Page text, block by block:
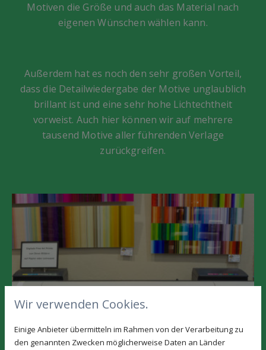
Motiven die Größe und auch das Material nach
eigenen Wünschen wählen kann.
Außerdem hat es noch den sehr großen Vorteil,
dass die Detailwiedergabe der Motive unglaublich
brillant ist und eine sehr hohe Lichtechtheit
vorweist. Auch hier können wir auf mehrere
tausend Motive aller führenden Verlage
zurückgreifen.
Wir verwenden Cookies.
Einige Anbieter übermitteln im Rahmen von der Verarbeitung zu
den genannten Zwecken möglicherweise Daten an Länder